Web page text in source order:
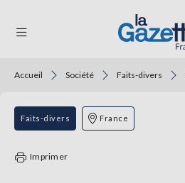
THÉMATIQUES
RÉGIONS
Accueil Société Faits-divers
Faits-divers France
Imprimer